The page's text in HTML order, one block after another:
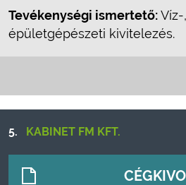
Tevékenységi ismertető:
épületgépészeti kivitelezés.
5. KABINET FM KFT.